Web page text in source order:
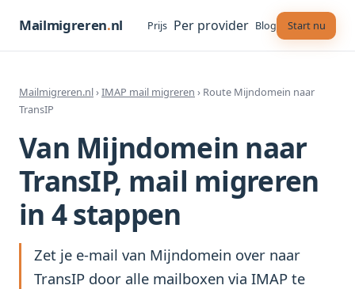
Mailmigreren.nl Prijs Per provider Blog Start nu
Mailmigreren.nl›IMAP mail migreren › Route Mijndomein naar
TransIP
Van Mijndomein naar
TransIP, mail migreren
in 4 stappen
Zet je e-mail van Mijndomein over naar
TransIP door alle mailboxen via IMAP te